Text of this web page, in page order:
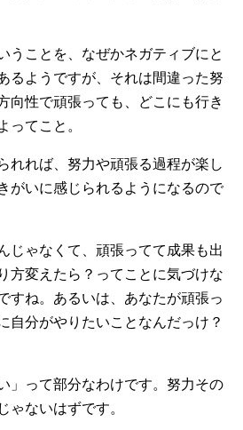
うことを、なぜかネガティブにと
るようですが、それは間違った努
向性で頑張っても、どこにも行き
ってこと。
れれば、努力や頑張る過程が楽し
がいに感じられるようになるので
じゃなくて、頑張ってて成果も出
方変えたら？ってことに気づけな
すね。あるいは、あなたが頑張っ
自分がやりたいことなんだっけ？
」って部分なわけです。努力その
ゃないはずです。